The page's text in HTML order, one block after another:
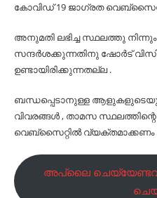
കോവിഡ് 19 ജാഗ്രത
അനുമതി ലഭിച്ച സ്ഥലത്തു
സന്ദർശക്കുന്നതിനു ഷോർട്
ഉണ്ടായിരിക്കുന്നതല്ല .
ബന്ധപ്പെടാനുള്ള
വിവരങ്ങൾ , താമസ
വെബ്‌സൈറ്റിൽ വ്യക്തമാക്കണം
അപ്ലൈ